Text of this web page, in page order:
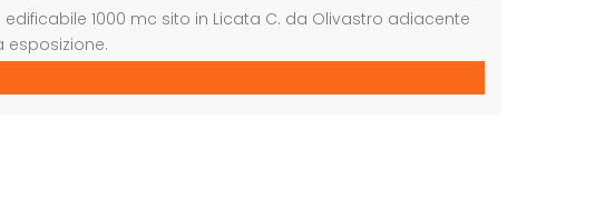
1000 mc sito in Licata C. da Olivastro adiacente